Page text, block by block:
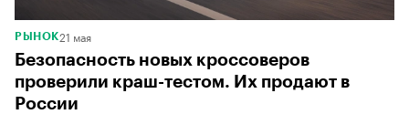
РЫНОК21 мая
Безопасность новых кроссоверов
проверили краш-тестом. Их продают в
России